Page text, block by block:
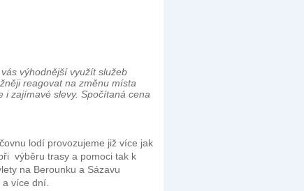
výhodnější využít služeb
reagovat na změnu místa
zajímavé slevy. Spočítaná cena
lodí provozujeme již více jak
výběru trasy a pomoci tak k
na Berounku a Sázavu
více dní.